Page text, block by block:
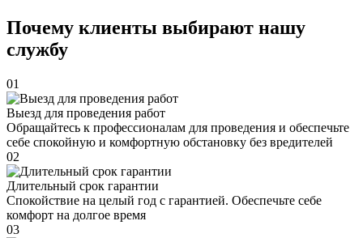
Почему клиенты выбирают нашу
службу
01
Выезд для проведения работ
Обращайтесь к профессионалам для проведения и обеспечьте
себе спокойную и комфортную обстановку без вредителей
02
Длительный срок гарантии
Спокойствие на целый год с гарантией. Обеспечьте себе
комфорт на долгое время
03